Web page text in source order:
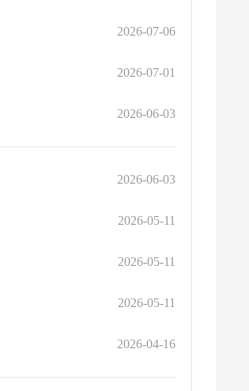
2026-07-06
2026-07-01
2026-06-03
2026-06-03
2026-05-11
2026-05-11
2026-05-11
2026-04-16